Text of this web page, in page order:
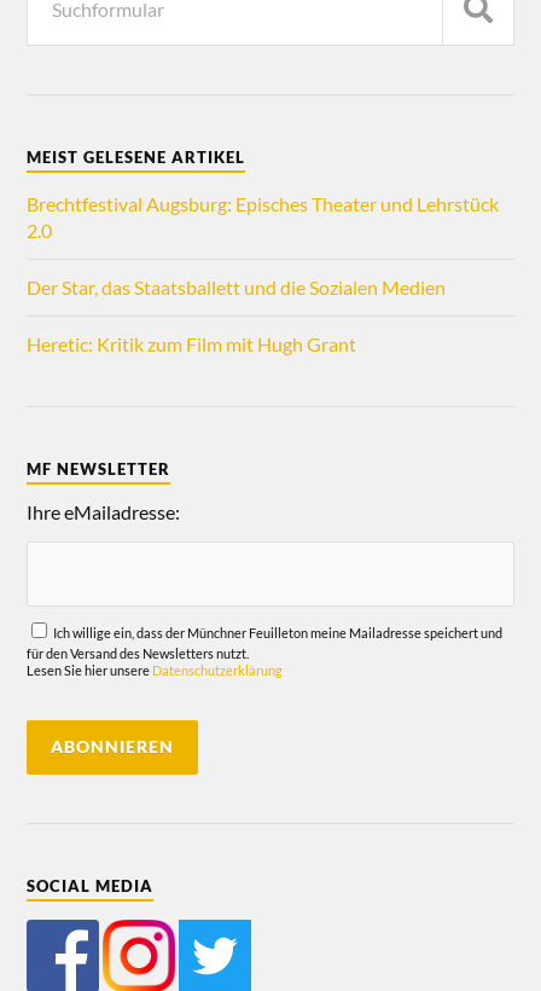
MEIST GELESENE ARTIKEL
Brechtfestival Augsburg: Episches Theater und Lehrstück
2.0
Der Star, das Staatsballett und die Sozialen Medien
Heretic: Kritik zum Film mit Hugh Grant
MF NEWSLETTER
Ihre eMailadresse:
Ich willige ein, dass der Münchner Feuilleton meine Mailadresse speichert und
für den Versand des Newsletters nutzt.
Lesen Sie hier unsere Datenschutzerklärung
SOCIAL MEDIA